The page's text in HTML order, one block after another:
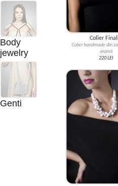
Body
jewelry
Genti
Colier
Colier handmade din
aramii
220 LEI